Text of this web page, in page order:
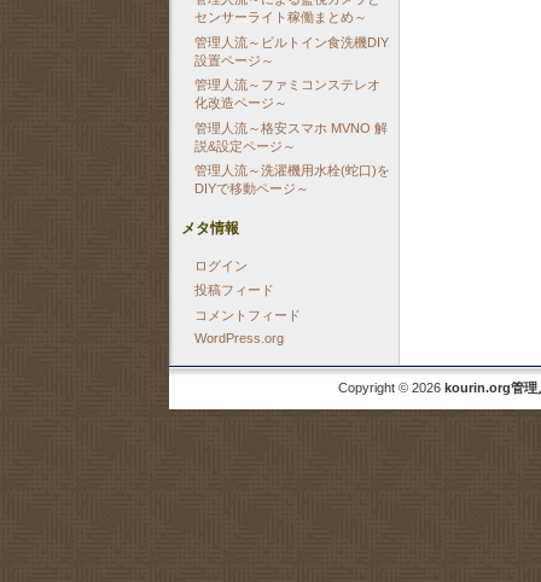
センサーライト稼働まとめ～
管理人流～ビルトイン食洗機DIY
設置ページ～
管理人流～ファミコンステレオ
化改造ページ～
管理人流～格安スマホ MVNO 解
説&設定ページ～
管理人流～洗濯機用水栓(蛇口)を
DIYで移動ページ～
メタ情報
ログイン
投稿フィード
コメントフィード
WordPress.org
Copyright © 2026 kourin.org管理